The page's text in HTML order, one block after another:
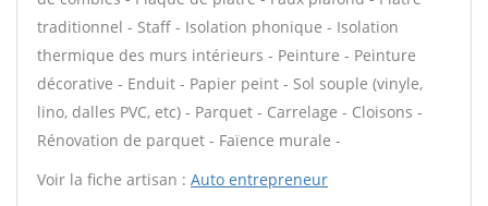
traditionnel - Staff - Isolation phonique - Isolation
thermique des murs intérieurs - Peinture - Peinture
décorative - Enduit - Papier peint - Sol souple (vinyle,
lino, dalles PVC, etc) - Parquet - Carrelage - Cloisons -
Rénovation de parquet - Faïence murale -
Voir la fiche artisan : Auto entrepreneur